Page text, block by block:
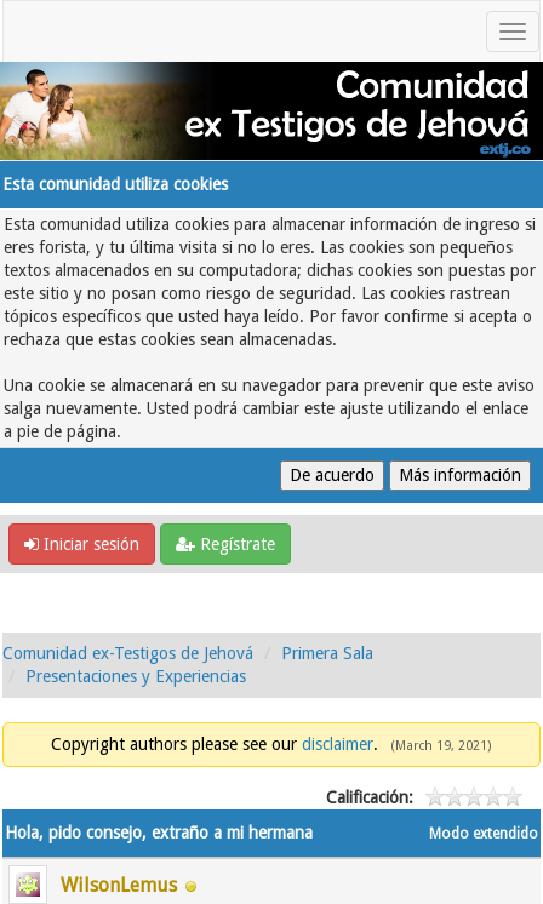
Esta comunidad utiliza cookies
Esta comunidad utiliza cookies para almacenar información de ingreso si
eres forista, y tu última visita si no lo eres. Las cookies son pequeños
textos almacenados en su computadora; dichas cookies son puestas por
este sitio y no posan como riesgo de seguridad. Las cookies rastrean
tópicos específicos que usted haya leído. Por favor confirme si acepta o
rechaza que estas cookies sean almacenadas.
Una cookie se almacenará en su navegador para prevenir que este aviso
salga nuevamente. Usted podrá cambiar este ajuste utilizando el enlace
a pie de página.
Iniciar sesión Regístrate
Comunidad ex-Testigos de Jehová
Primera Sala
Presentaciones y Experiencias
Copyright authors please see our disclaimer. (March 19, 2021)
Calificación:
Modo extendido
Hola, pido consejo, extraño a mi hermana
WilsonLemus